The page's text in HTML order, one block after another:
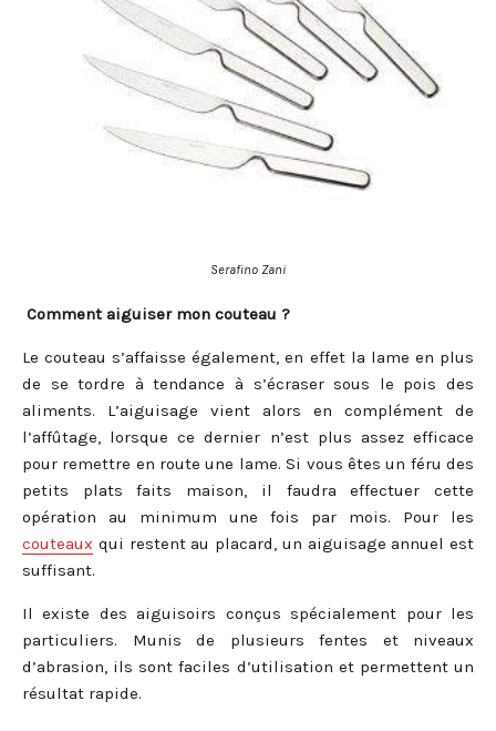
Serafino Zani
Comment aiguiser mon couteau ?
Le couteau s’affaisse également, en effet la lame en plus
de se tordre à tendance à s’écraser sous le pois des
aliments. L’aiguisage vient alors en complément de
l’affûtage, lorsque ce dernier n’est plus assez efficace
pour remettre en route une lame. Si vous êtes un féru des
petits plats faits maison, il faudra effectuer cette
opération au minimum une fois par mois. Pour les
couteaux qui restent au placard, un aiguisage annuel est
suffisant.
Il existe des aiguisoirs conçus spécialement pour les
particuliers. Munis de plusieurs fentes et niveaux
d’abrasion, ils sont faciles d’utilisation et permettent un
résultat rapide.